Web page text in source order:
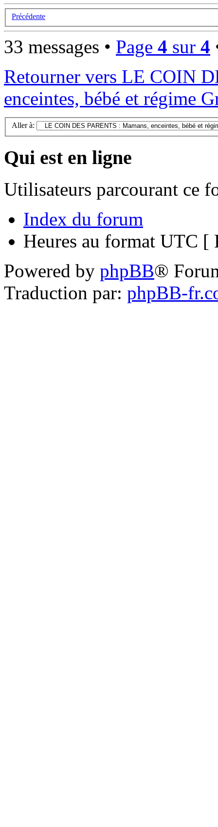
Précédente
33 messages • Page 4 sur 4
Retourner vers LE COIN
enceintes, bébé et régime
Aller à:
Qui est en ligne
Utilisateurs parcourant ce
Index du forum
Heures au format UTC [
Powered by phpBB®
Traduction par: phpBB-